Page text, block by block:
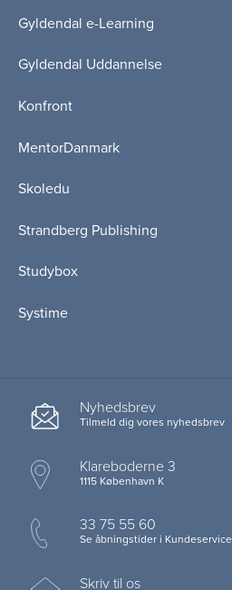
Gyldendal e-Learning
Gyldendal Uddannelse
Konfront
MentorDanmark
Skoledu
Strandberg Publishing
Studybox
Systime
Nyhedsbrev
Tilmeld dig vores nyhedsbrev
Klareboderne 3
1115 København K
33 75 55 60
Se åbningstider i Kundeservice
Skriv til os